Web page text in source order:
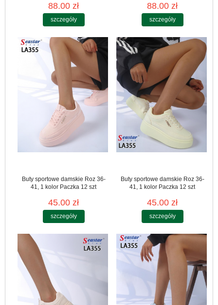
88.00 zł
szczegóły
88.00 zł
szczegóły
Buty sportowe damskie Roz 36-
41, 1 kolor Paczka 12 szt
45.00 zł
szczegóły
Buty sportowe damskie Roz 36-
41, 1 kolor Paczka 12 szt
45.00 zł
szczegóły